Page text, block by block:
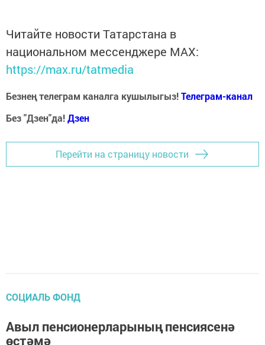
Читайте новости Татарстана в
национальном мессенджере MАХ:
https://max.ru/tatmedia
Безнең телеграм каналга кушылыгыз!Телеграм-канал
Без "Дзен"да!Дзен
Перейти на страницу новости
СОЦИАЛЬ ФОНД
Авыл пенсионерларының пенсиясенә
өстәмә